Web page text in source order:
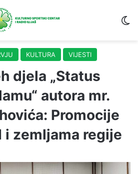
KULTURA VIJESTI
djela „Status
autora mr.
Promocije
i zemljama regije